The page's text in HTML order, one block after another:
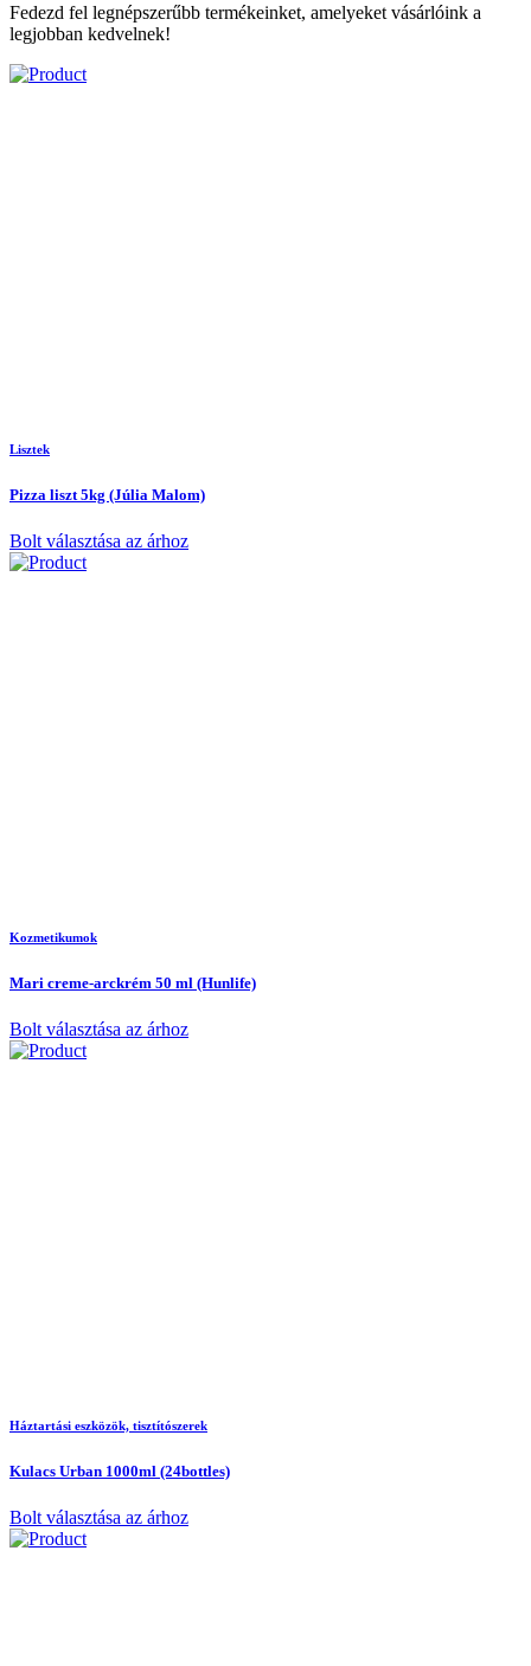
Fedezd fel legnépszerűbb termékeinket, amelyeket vásárlóink a
legjobban kedvelnek!
Lisztek
Pizza liszt 5kg (Júlia Malom)
Bolt választása az árhoz
Kozmetikumok
Mari creme-arckrém 50 ml (Hunlife)
Bolt választása az árhoz
Háztartási eszközök, tisztítószerek
Kulacs Urban 1000ml (24bottles)
Bolt választása az árhoz